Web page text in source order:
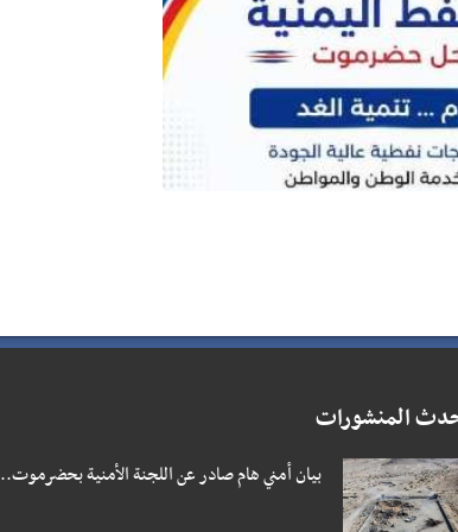
المنشورات
بيان أمني هام صادر عن اللجنة الأمنية بحضرموت..